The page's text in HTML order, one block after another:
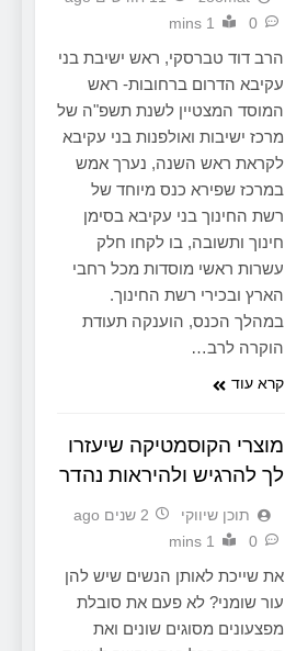
0
1 mins
הרב דוד טברסקי, ראש ישיבת בני
עקיבא הדרום ברחובות- ראש
המוסד המצטיין לשנת תשפ"ה של
מרכז ישיבות ואולפנות בני עקיבא
לקראת ראש השנה, נערך אמש
במרכז שפירא כנס מיוחד של
רשת החינוך בני עקיבא בסימן
חינוך ותשובה, בו לקחו חלק
עשרות ראשי מוסדות מכל רחבי
הארץ ובכירי רשת החינוך.
במהלך הכנס, הוענקה תעודת
הוקרה לרב…
קרא עוד
מוצרי הקוסמטיקה שיעזרו
לך להרגיש ולהיראות נהדר
תוכן שיווקי
2 שנים ago
0
1 mins
את שייכת לאותן הנשים שיש להן
עור שומני? לא פעם את סובלת
מפצעונים מסוגים שונים ואת